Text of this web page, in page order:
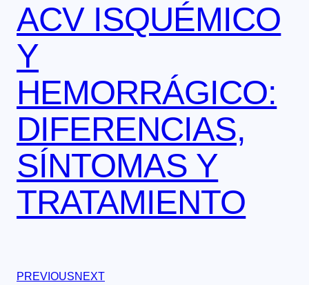
ACV ISQUÉMICO
Y
HEMORRÁGICO:
DIFERENCIAS,
SÍNTOMAS Y
TRATAMIENTO
PREVIOUSNEXT